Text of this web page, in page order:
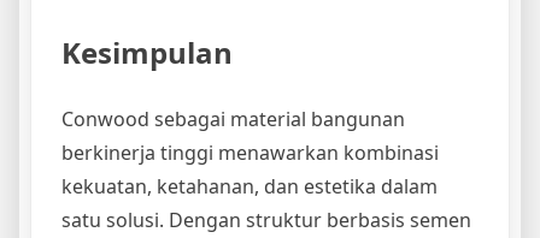
Kesimpulan
Conwood sebagai material bangunan
berkinerja tinggi menawarkan kombinasi
kekuatan, ketahanan, dan estetika dalam
satu solusi. Dengan struktur berbasis semen